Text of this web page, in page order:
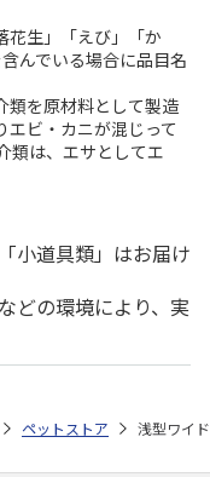
花生」「えび」「か
んでいる場合に品目名
を原材料として製造
エビ・カニが混じって
類は、エサとしてエ
小道具類」はお届け
どの環境により、実
用品 餌やり・水やり用品
ペットストア 浅型ワイ